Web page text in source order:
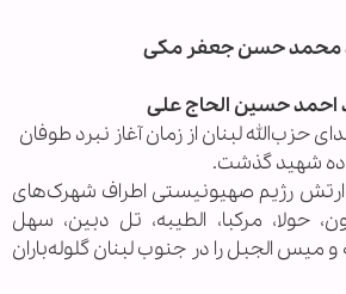
محمد حسن جعفر مکی
احمد حسین الحاج علی
حزب‌الله لبنان از زمان آغاز نبرد طوفان
ده شهید گذشت.
ارتش رژیم صهیونیستی اطراف شهرک‌های
حولا، مرکبا، الطیبه، تل دبین، سهل
میس الجبل را در جنوب لبنان گلوله‌باران